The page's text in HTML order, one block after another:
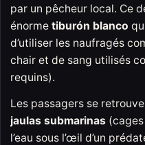
par un pêcheur local. Ce
énorme tiburón blanco
d’utiliser les naufragés
chair et de sang utilisés
requins).
Les passagers se
jaulas submarinas
l’eau sous l’œil d’un